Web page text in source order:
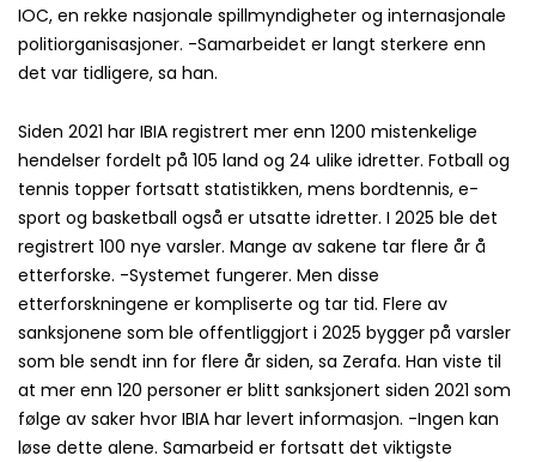
IOC, en rekke nasjonale spillmyndigheter og internasjonale
politiorganisasjoner. -Samarbeidet er langt sterkere enn
det var tidligere, sa han.
Siden 2021 har IBIA registrert mer enn 1200 mistenkelige
hendelser fordelt på 105 land og 24 ulike idretter. Fotball og
tennis topper fortsatt statistikken, mens bordtennis, e-
sport og basketball også er utsatte idretter. I 2025 ble det
registrert 100 nye varsler. Mange av sakene tar flere år å
etterforske. -Systemet fungerer. Men disse
etterforskningene er kompliserte og tar tid. Flere av
sanksjonene som ble offentliggjort i 2025 bygger på varsler
som ble sendt inn for flere år siden, sa Zerafa. Han viste til
at mer enn 120 personer er blitt sanksjonert siden 2021 som
følge av saker hvor IBIA har levert informasjon. -Ingen kan
løse dette alene. Samarbeid er fortsatt det viktigste